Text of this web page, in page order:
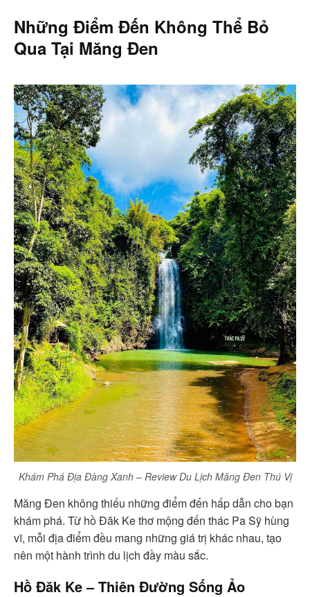
Những Điểm Đến Không Thể Bỏ
Qua Tại Măng Đen
Khám Phá Địa Đàng Xanh – Review Du Lịch Măng Đen Thú Vị
Măng Đen không thiếu những điểm đến hấp dẫn cho bạn
khám phá. Từ hồ Đăk Ke thơ mộng đến thác Pa Sỹ hùng
vĩ, mỗi địa điểm đều mang những giá trị khác nhau, tạo
nên một hành trình du lịch đầy màu sắc.
Hồ Đăk Ke – Thiên Đường Sống Ảo